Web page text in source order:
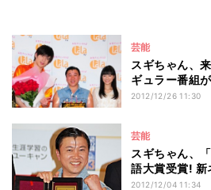
芸能
スギちゃん、
ギュラー番組
2012/12/26 11:30
芸能
スギちゃん、
語大賞受賞! 新
2012/12/04 11:34